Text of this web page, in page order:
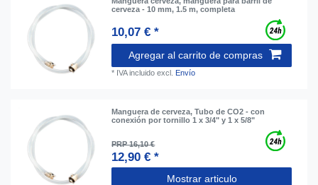
cerveza - 10 mm, 1.5 m, completa
10,07 € *
Agregar al carrito de compras
* IVA incluido excl. Envío
Manguera de cerveza, Tubo de CO2 - con
conexión por tornillo 1 x 3/4" y 1 x 5/8"
PRP 16,10 €
12,90 € *
Mostrar articulo